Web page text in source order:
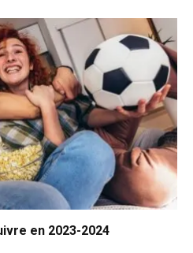
en 2023-2024